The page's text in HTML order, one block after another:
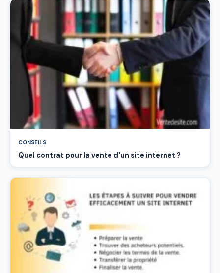
CONSEILS
Quel contrat pour la vente d'un site internet ?